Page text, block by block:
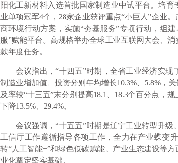
阳化工新材料入选首批国家制造业中试平台。培育
业单项冠军4个，28家企业获评重点“小巨人”企业
商环境行动方案，实施“夯基服务”专项行动，组
服”赋能平台。高规格举办全球工业互联网大会、
款年度任务。
会议指出，“十四五”时期，全省工业经济实现
制造业增加值、投资分别年均增长10.3%、5.8%，
及率较“十三五”末分别提高18.1、18.3个百分点，
下降13.5%、29.4%。
会议强调，“十五五”时期是辽宁工业转型升级
工信厅工作遵循指导各项工作，全力在产业蝶变
转“人工智能+”和绿色低碳赋能、产业生态建设等
业化奠定坚实基础。